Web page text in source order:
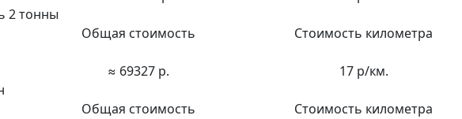
2 тонны
Общая стоимость Стоимость километра
≈ 69327 р. 17 р/км.
Общая стоимость Стоимость километра